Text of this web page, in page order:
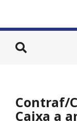
Contraf/
Caixa a